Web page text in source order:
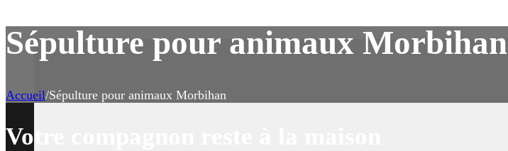
Sépulture pour animaux Morbihan
Accueil/Sépulture pour animaux Morbihan
Votre compagnon reste à la maison